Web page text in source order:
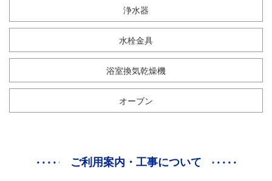
浄水器
水栓金具
浴室換気乾燥機
オーブン
ご利用案内・工事について